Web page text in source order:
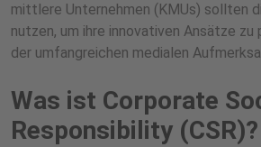
mittlere Unternehmen (KMUs) sollten
nutzen, um ihre innovativen Ansätze zu
der umfangreichen medialen
Was ist Corporate
Responsibility (CSR)?